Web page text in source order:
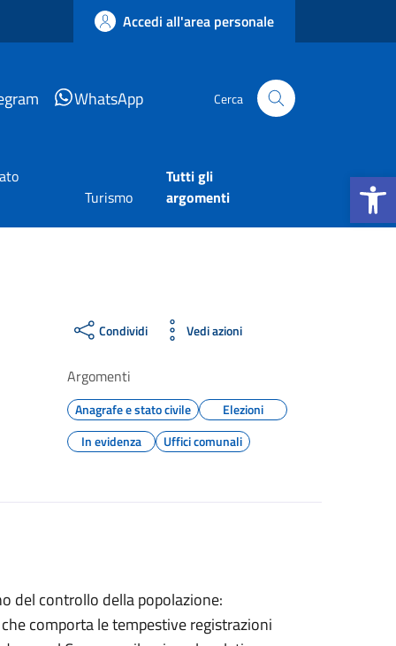
Apri la
Accedi all'area personale
WhatsApp Cerca
Turismo
Tutti gli
argomenti
Condividi Vedi azioni
Argomenti
Anagrafe e stato civile
Elezioni
In evidenza
Uffici comunali
del controllo della popolazione:
comporta le tempestive registrazioni